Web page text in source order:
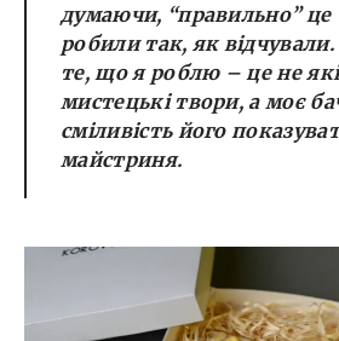
думаючи, “правильно” це
робили так, як
те, що я роблю – це не
мистецькі твори, а моє
сміливість його
майстриня.